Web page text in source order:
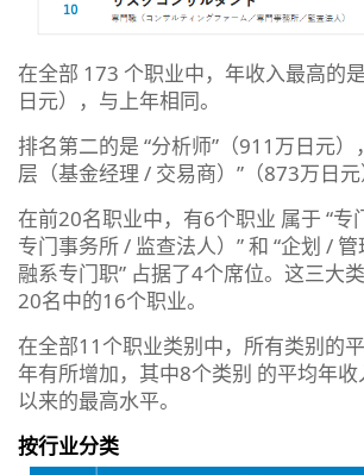
在全部 173 个职业中，年收入最高的
日元），与上年相同。
排名第二的是 “分析师”（911万日元）
层（基金经理 / 交易商）”（873万日元
在前20名职业中，有6个职业 属于 “专
专门事务所 / 监查法人）” 和 “企划 /
融系专门职” 占据了4个席位。这三大
20名中的16个职业。
在全部11个职业类别中，所有类别的
年有所增加，其中8个类别 的平均年
以来的最高水平。
按行业分类